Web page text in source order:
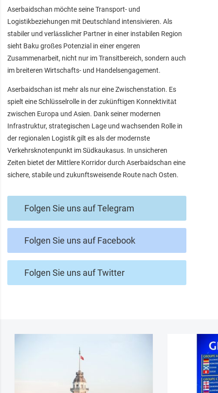
Aserbaidschan möchte seine Transport- und
Logistikbeziehungen mit Deutschland intensivieren. Als
stabiler und verlässlicher Partner in einer instabilen Region
sieht Baku großes Potenzial in einer engeren
Zusammenarbeit, nicht nur im Transitbereich, sondern auch
im breiteren Wirtschafts- und Handelsengagement.
Aserbaidschan ist mehr als nur eine Zwischenstation. Es
spielt eine Schlüsselrolle in der zukünftigen Konnektivität
zwischen Europa und Asien. Dank seiner modernen
Infrastruktur, strategischen Lage und wachsenden Rolle in
der regionalen Logistik gilt es als der modernste
Verkehrsknotenpunkt im Südkaukasus. In unsicheren
Zeiten bietet der Mittlere Korridor durch Aserbaidschan eine
sichere, stabile und zukunftsweisende Route nach Osten.
Folgen Sie uns auf Telegram
Folgen Sie uns auf Facebook
Folgen Sie uns auf Twitter